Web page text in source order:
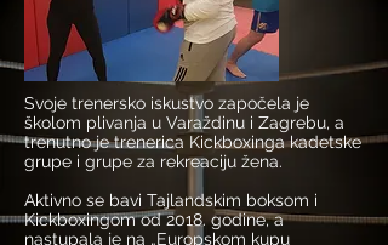
Svoje trenersko iskustvo započela je
školom plivanja u Varaždinu i Zagrebu, a
trenutno je trenerica Kickboxinga kadetske
grupe i grupe za rekreaciju žena.
Aktivno se bavi Tajlandskim boksom i
Kickboxingom od 2018. godine, a
nastupala je na „Europskom kupu